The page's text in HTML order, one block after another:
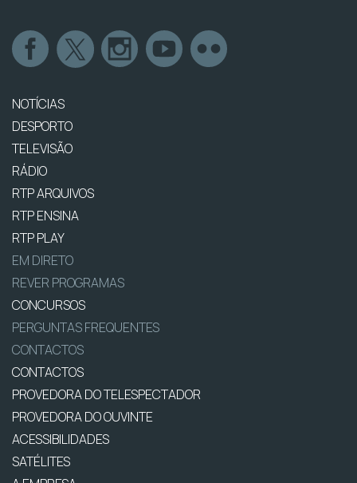
NOTÍCIAS
DESPORTO
TELEVISÃO
RÁDIO
RTP ARQUIVOS
RTP ENSINA
RTP PLAY
EM DIRETO
REVER PROGRAMAS
CONCURSOS
PERGUNTAS FREQUENTES
CONTACTOS
CONTACTOS
PROVEDORA DO TELESPECTADOR
PROVEDORA DO OUVINTE
ACESSIBILIDADES
SATÉLITES